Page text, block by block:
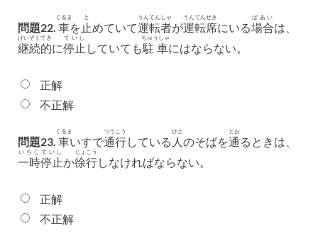
問題22. 車
くるま
を 止
と
めていて運転者
うんてんしゃ
が運転席
うんてんせき
にいる場合
ばあい
は、
継続的
けいぞくてき
に停止
ていし
していても駐車
ちゅうしゃ
にはならない。
正解
不正解
問題23. 車
くるま
いすで通行
つうこう
している 人
ひと
のそばを通
とお
るときは、
一時
いちじ
停止
ていし
か徐行
じょこう
しなければならない。
正解
不正解